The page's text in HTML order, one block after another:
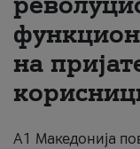
За нас
на
А1 Македонија